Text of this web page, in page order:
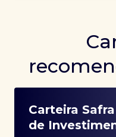
Carteira
de